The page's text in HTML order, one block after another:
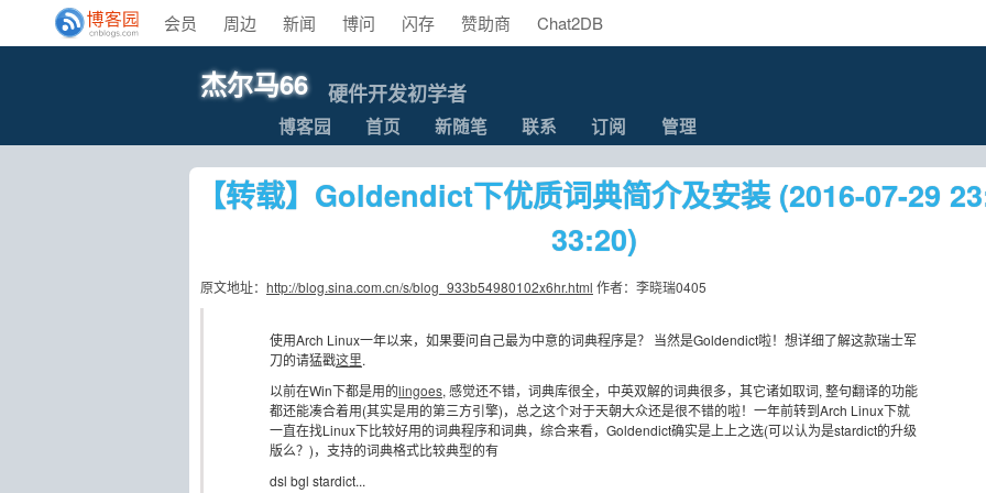
会员 周边 新闻 博问 闪存 赞助商 Chat2DB
杰尔马66 硬件开发初学者
博客园 首页 新随笔 联系 订阅 管理
【转载】Goldendict下优质词典简介及安装 (2016-07-29
33:20)
原文地址： http://blog.sina.com.cn/s/blog_933b54980102x6hr.html 作者：李晓瑞0405
使用Arch Linux一年以来，如果要问自己最为中意的词典程序是？ 当然是Goldendict啦！想详细了解这款瑞士军
刀的请猛戳这里.
以前在Win下都是用的lingoes, 感觉还不错，词典库很全，中英双解的词典很多，其它诸如取词, 整句翻译的功能
都还能凑合着用(其实是用的第三方引擎)，总之这个对于天朝大众还是很不错的啦！一年前转到Arch Linux下就
一直在找Linux下比较好用的词典程序和词典，综合来看，Goldendict确实是上上之选(可以认为是stardict的升级
版么？)，支持的词典格式比较典型的有
dsl bgl stardict...